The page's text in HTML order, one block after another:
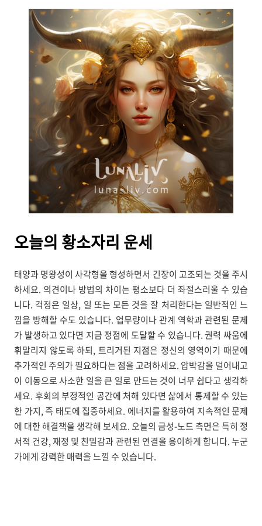
오늘의 황소자리 운세
태양과 명왕성이 사각형을 형성하면서 긴장이 고조되는 것을 주시
하세요. 의견이나 방법의 차이는 평소보다 더 좌절스러울 수 있습
니다. 걱정은 일상, 일 또는 모든 것을 잘 처리한다는 일반적인 느
낌을 방해할 수도 있습니다. 업무량이나 관계 역학과 관련된 문제
가 발생하고 있다면 지금 정점에 도달할 수 있습니다. 권력 싸움에
휘말리지 않도록 하되, 트리거된 지점은 정신의 영역이기 때문에
추가적인 주의가 필요하다는 점을 고려하세요. 압박감을 덜어내고
이 이동으로 사소한 일을 큰 일로 만드는 것이 너무 쉽다고 생각하
세요. 후회의 부정적인 공간에 처해 있다면 삶에서 통제할 수 있는
한 가지, 즉 태도에 집중하세요. 에너지를 활용하여 지속적인 문제
에 대한 해결책을 생각해 보세요. 오늘의 금성-노드 측면은 특히 정
서적 건강, 재정 및 친밀감과 관련된 연결을 용이하게 합니다. 누군
가에게 강력한 매력을 느낄 수 있습니다.